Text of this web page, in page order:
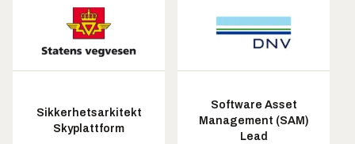
Sikkerhetsarkitekt
Skyplattform
Software Asset
Management (SAM)
Lead